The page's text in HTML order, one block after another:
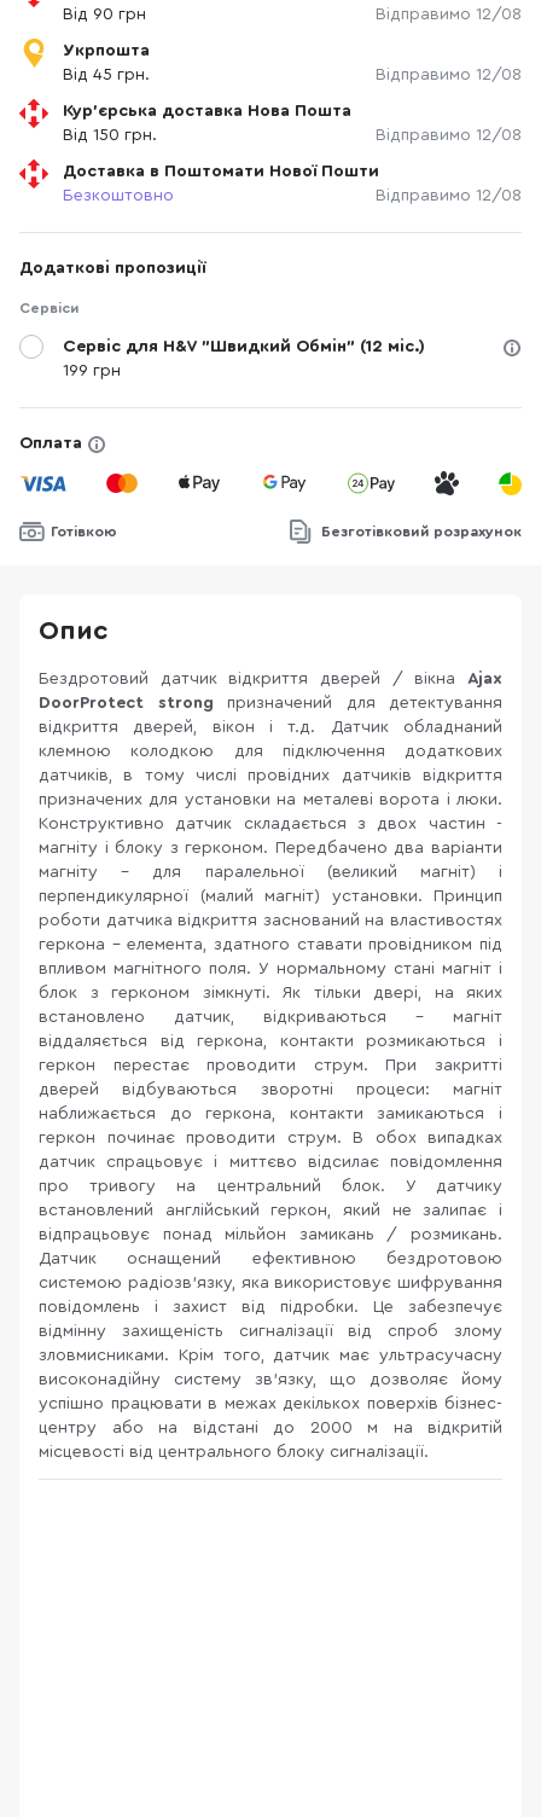
Від 90 грн
Відправимо 12/08
Укрпошта
Від 45 грн.
Відправимо 12/08
Кур'єрська доставка Нова Пошта
Від 150 грн.
Відправимо 12/08
Доставка в Поштомати Нової Пошти
Безкоштовно
Відправимо 12/08
Додаткові пропозиції
Сервіси
Сервіс для H&V "Швидкий Обмін" (12 міс.)
199 грн
Оплата
Готівкою Безготівковий розрахунок
Опис
Бездротовий датчик відкриття дверей / вікна Ajax
DoorProtect strong призначений для детектування
відкриття дверей, вікон і т.д. Датчик обладнаний
клемною колодкою для підключення додаткових
датчиків, в тому числі провідних датчиків відкриття
призначених для установки на металеві ворота і люки.
Конструктивно датчик складається з двох частин -
магніту і блоку з герконом. Передбачено два варіанти
магніту - для паралельної (великий магніт) і
перпендикулярної (малий магніт) установки. Принцип
роботи датчика відкриття заснований на властивостях
геркона - елемента, здатного ставати провідником під
впливом магнітного поля. У нормальному стані магніт і
блок з герконом зімкнуті. Як тільки двері, на яких
встановлено датчик, відкриваються - магніт
віддаляється від геркона, контакти розмикаються і
геркон перестає проводити струм. При закритті
дверей відбуваються зворотні процеси: магніт
наближається до геркона, контакти замикаються і
геркон починає проводити струм. В обох випадках
датчик спрацьовує і миттєво відсилає повідомлення
про тривогу на центральний блок. У датчику
встановлений англійський геркон, який не залипає і
відпрацьовує понад мільйон замикань / розмикань.
Датчик оснащений ефективною бездротовою
системою радіозв'язку, яка використовує шифрування
повідомлень і захист від підробки. Це забезпечує
відмінну захищеність сигналізації від спроб злому
зловмисниками. Крім того, датчик має ультрасучасну
високонадійну систему зв'язку, що дозволяє йому
успішно працювати в межах декількох поверхів бізнес-
центру або на відстані до 2000 м на відкритій
місцевості від центрального блоку сигналізації.